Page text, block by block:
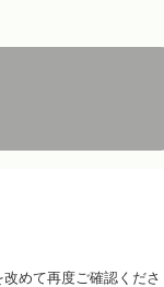
めて再度ご確認くださ